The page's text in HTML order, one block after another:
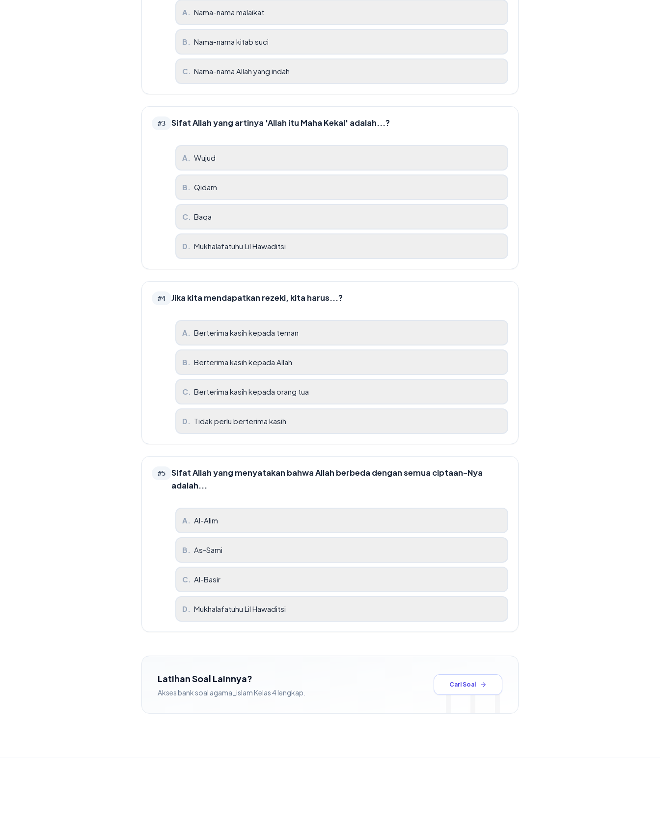
A. Nama-nama malaikat
B. Nama-nama kitab suci
C. Nama-nama Allah yang indah
#3 Sifat Allah yang artinya 'Allah itu Maha Kekal' adalah...?
A. Wujud
B. Qidam
C. Baqa
D. Mukhalafatuhu Lil Hawaditsi
#4 Jika kita mendapatkan rezeki, kita harus...?
A. Berterima kasih kepada teman
B. Berterima kasih kepada Allah
C. Berterima kasih kepada orang tua
D. Tidak perlu berterima kasih
#5
Sifat Allah yang menyatakan bahwa Allah berbeda dengan semua ciptaan-Nya
adalah...
A. Al-Alim
B. As-Sami
C. Al-Basir
D. Mukhalafatuhu Lil Hawaditsi
Latihan Soal Lainnya?
Akses bank soal agama_islamKelas4lengkap.
Cari Soal